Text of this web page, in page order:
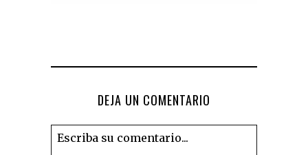
DEJA UN COMENTARIO